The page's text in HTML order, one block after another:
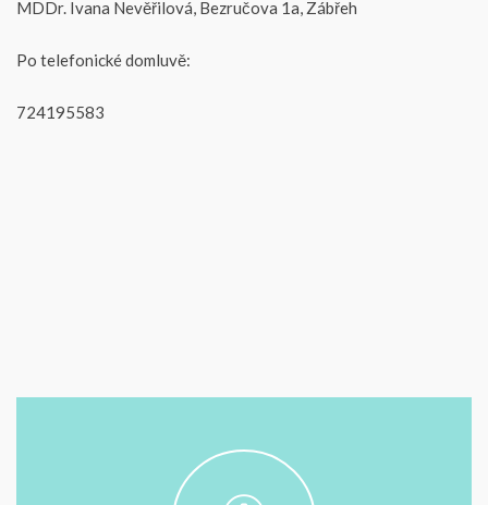
MDDr. Ivana Nevěřilová, Bezručova 1a, Zábřeh
Po telefonické domluvě:
724195583